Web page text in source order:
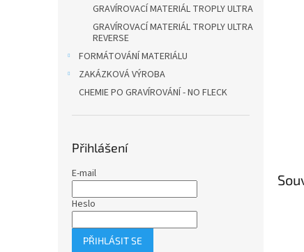
GRAVÍROVACÍ MATERIÁL TROPLY ULTRA
GRAVÍROVACÍ MATERIÁL TROPLY ULTRA
REVERSE
FORMÁTOVÁNÍ MATERIÁLU
ZAKÁZKOVÁ VÝROBA
CHEMIE PO GRAVÍROVÁNÍ - NO FLECK
Přihlášení
E-mail
Heslo
PŘIHLÁSIT SE